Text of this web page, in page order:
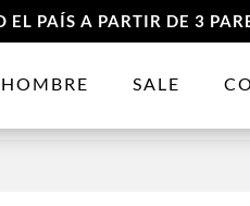
PAÍS A PARTIR DE 3
HOMBRE SALE